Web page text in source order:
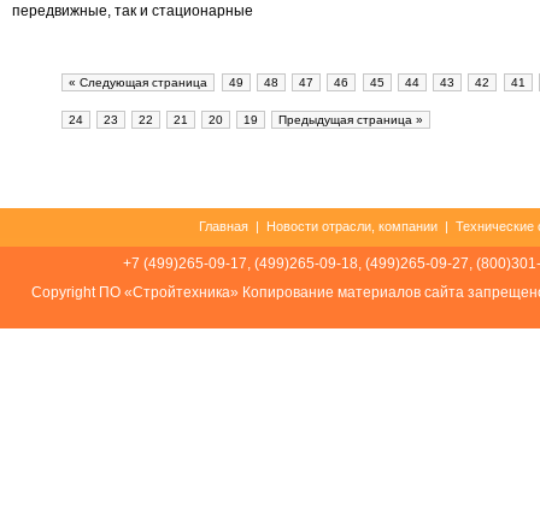
передвижные, так и стационарные
« Следующая страница 49 48 47 46 45 44 43 42 41
24 23 22 21 20 19 Предыдущая страница »
Главная | Новости отрасли, компании | Технические
+7 (499)265-09-17, (499)265-09-18, (499)265-09-27,
Соpуright ПО «Стройтехника» Копирование материалов сайта